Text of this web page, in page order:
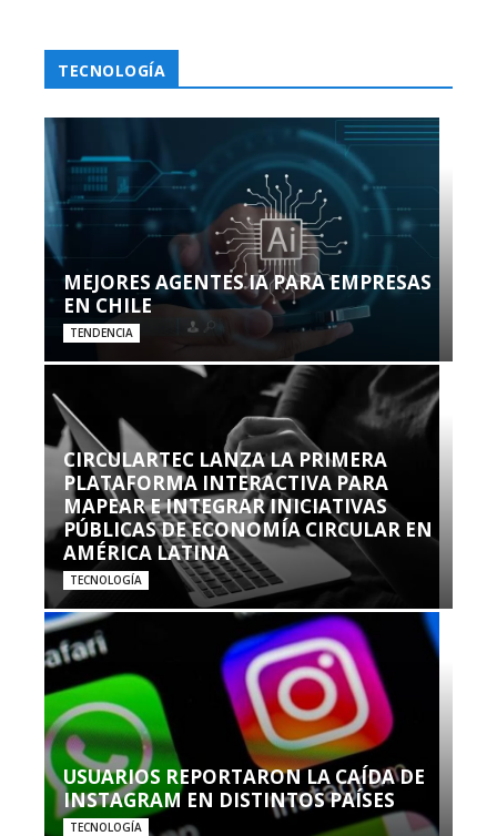
TECNOLOGÍA
MEJORES AGENTES IA PARA EMPRESAS
EN CHILE
TENDENCIA
CIRCULARTEC LANZA LA PRIMERA
PLATAFORMA INTERACTIVA PARA
MAPEAR E INTEGRAR INICIATIVAS
PÚBLICAS DE ECONOMÍA CIRCULAR EN
AMÉRICA LATINA
TECNOLOGÍA
USUARIOS REPORTARON LA CAÍDA DE
INSTAGRAM EN DISTINTOS PAÍSES
TECNOLOGÍA